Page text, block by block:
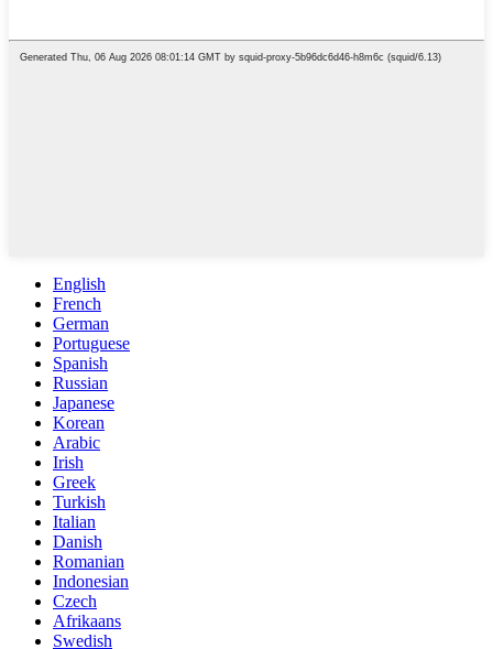
English
French
German
Portuguese
Spanish
Russian
Japanese
Korean
Arabic
Irish
Greek
Turkish
Italian
Danish
Romanian
Indonesian
Czech
Afrikaans
Swedish